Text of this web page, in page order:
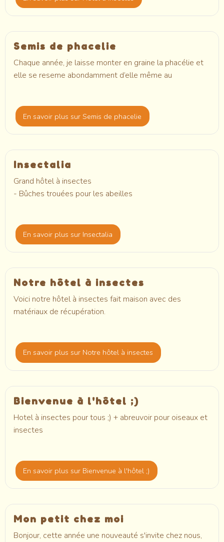
Semis de phacelie
Chaque année, je laisse monter en graine la phacélie et
elle se reseme abondamment d’elle même au
En savoir plussur Semis de phacelie
Insectalia
Grand hôtel à insectes
- Bûches trouées pour les abeilles
En savoir plussur Insectalia
Notre hôtel à insectes
Voici notre hôtel à insectes fait maison avec des
matériaux de récupération.
En savoir plussur Notre hôtel à insectes
Bienvenue à l'hôtel ;)
Hotel à insectes pour tous ;) + abreuvoir pour oiseaux et
insectes
En savoir plussur Bienvenue à l'hôtel ;)
Mon petit chez moi
Bonjour, cette année une nouveauté s'invite chez nous,